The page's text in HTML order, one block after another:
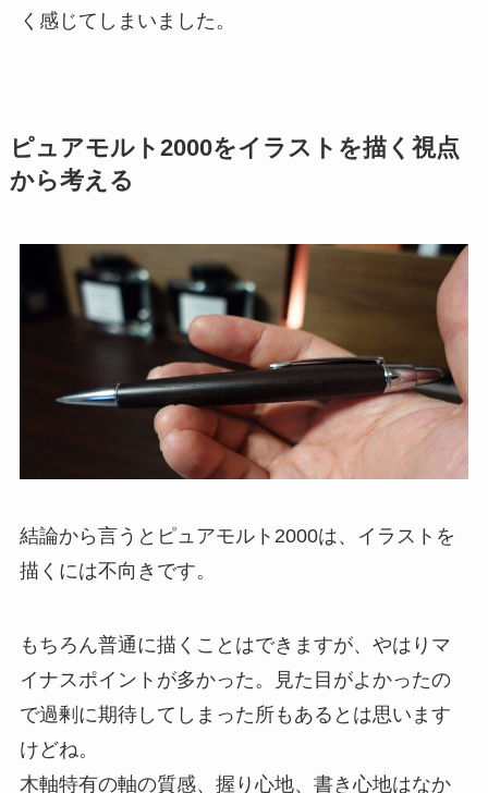
く感じてしまいました。
ピュアモルト2000をイラストを描く視点
から考える
結論から言うとピュアモルト2000は、イラストを
描くには不向きです。
もちろん普通に描くことはできますが、やはりマ
イナスポイントが多かった。見た目がよかったの
で過剰に期待してしまった所もあるとは思います
けどね。
木軸特有の軸の質感、握り心地、書き心地はなか